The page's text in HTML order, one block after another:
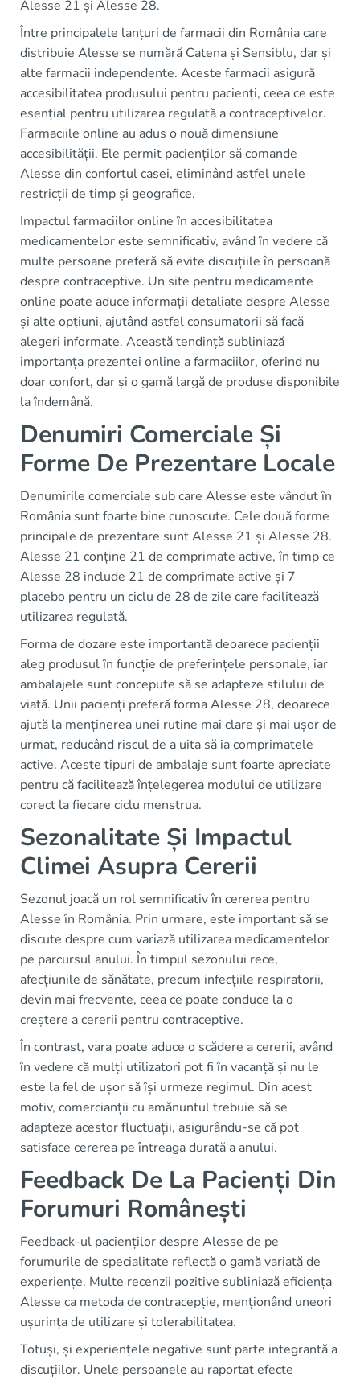
Alesse 21 și Alesse 28.
Între principalele lanțuri de farmacii din România care
distribuie Alesse se numără Catena și Sensiblu, dar și
alte farmacii independente. Aceste farmacii asigură
accesibilitatea produsului pentru pacienți, ceea ce este
esențial pentru utilizarea regulată a contraceptivelor.
Farmaciile online au adus o nouă dimensiune
accesibilității. Ele permit pacienților să comande
Alesse din confortul casei, eliminând astfel unele
restricții de timp și geografice.
Impactul farmaciilor online în accesibilitatea
medicamentelor este semnificativ, având în vedere că
multe persoane preferă să evite discuțiile în persoană
despre contraceptive. Un site pentru medicamente
online poate aduce informații detaliate despre Alesse
și alte opțiuni, ajutând astfel consumatorii să facă
alegeri informate. Această tendință subliniază
importanța prezenței online a farmaciilor, oferind nu
doar confort, dar și o gamă largă de produse disponibile
la îndemână.
Denumiri Comerciale Și
Forme De Prezentare Locale
Denumirile comerciale sub care Alesse este vândut în
România sunt foarte bine cunoscute. Cele două forme
principale de prezentare sunt Alesse 21 și Alesse 28.
Alesse 21 conține 21 de comprimate active, în timp ce
Alesse 28 include 21 de comprimate active și 7
placebo pentru un ciclu de 28 de zile care facilitează
utilizarea regulată.
Forma de dozare este importantă deoarece pacienții
aleg produsul în funcție de preferințele personale, iar
ambalajele sunt concepute să se adapteze stilului de
viață. Unii pacienți preferă forma Alesse 28, deoarece
ajută la menținerea unei rutine mai clare și mai ușor de
urmat, reducând riscul de a uita să ia comprimatele
active. Aceste tipuri de ambalaje sunt foarte apreciate
pentru că facilitează înțelegerea modului de utilizare
corect la fiecare ciclu menstrua.
Sezonalitate Și Impactul
Climei Asupra Cererii
Sezonul joacă un rol semnificativ în cererea pentru
Alesse în România. Prin urmare, este important să se
discute despre cum variază utilizarea medicamentelor
pe parcursul anului. În timpul sezonului rece,
afecțiunile de sănătate, precum infecțiile respiratorii,
devin mai frecvente, ceea ce poate conduce la o
creștere a cererii pentru contraceptive.
În contrast, vara poate aduce o scădere a cererii, având
în vedere că mulți utilizatori pot fi în vacanță și nu le
este la fel de ușor să își urmeze regimul. Din acest
motiv, comercianții cu amănuntul trebuie să se
adapteze acestor fluctuații, asigurându-se că pot
satisface cererea pe întreaga durată a anului.
Feedback De La Pacienți Din
Forumuri Românești
Feedback-ul pacienților despre Alesse de pe
forumurile de specialitate reflectă o gamă variată de
experiențe. Multe recenzii pozitive subliniază eficiența
Alesse ca metoda de contracepție, menționând uneori
ușurința de utilizare și tolerabilitatea.
Totuși, și experiențele negative sunt parte integrantă a
discuțiilor. Unele persoanele au raportat efecte